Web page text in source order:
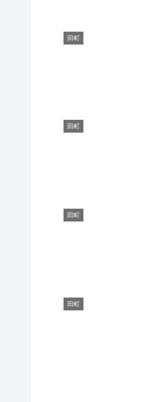
田町
田町
田町
田町